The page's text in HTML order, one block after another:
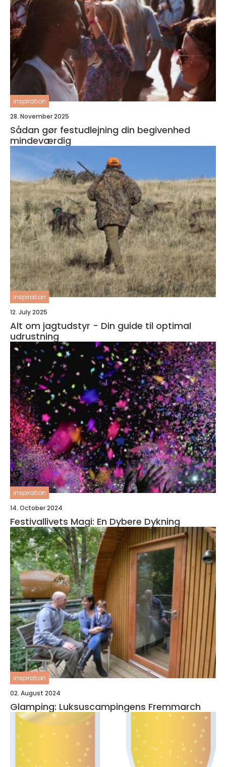
inspiration
28. November 2025
Sådan gør festudlejning din begivenhed
mindeværdig
inspiration
12. July 2025
Alt om jagtudstyr - Din guide til optimal
udrustning
inspiration
14. October 2024
Festivallivets Magi: En Dybere Dykning
inspiration
02. August 2024
Glamping: Luksuscampingens Fremmarch